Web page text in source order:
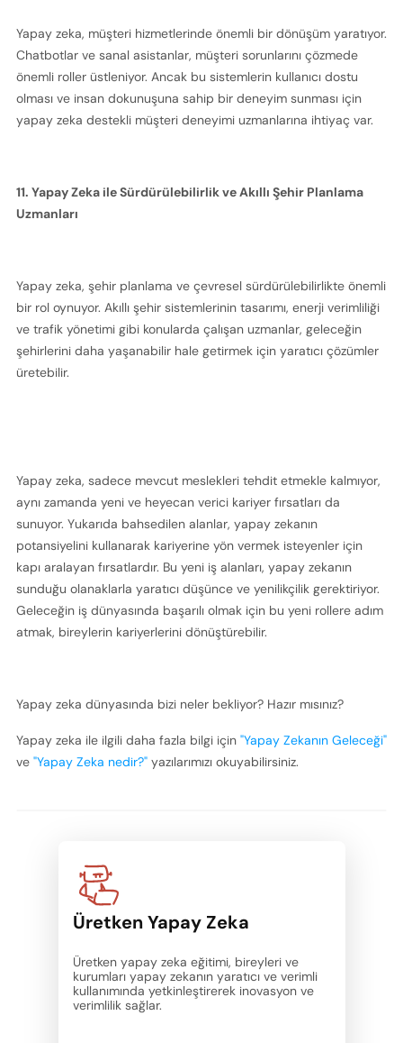
Yapay zeka, müşteri hizmetlerinde önemli bir dönüşüm yaratıyor.
Chatbotlar ve sanal asistanlar, müşteri sorunlarını çözmede
önemli roller üstleniyor. Ancak bu sistemlerin kullanıcı dostu
olması ve insan dokunuşuna sahip bir deneyim sunması için
yapay zeka destekli müşteri deneyimi uzmanlarına ihtiyaç var.
11. Yapay Zeka ile Sürdürülebilirlik ve Akıllı Şehir Planlama
Uzmanları
Yapay zeka, şehir planlama ve çevresel sürdürülebilirlikte önemli
bir rol oynuyor. Akıllı şehir sistemlerinin tasarımı, enerji verimliliği
ve trafik yönetimi gibi konularda çalışan uzmanlar, geleceğin
şehirlerini daha yaşanabilir hale getirmek için yaratıcı çözümler
üretebilir.
Yapay zeka, sadece mevcut meslekleri tehdit etmekle kalmıyor,
aynı zamanda yeni ve heyecan verici kariyer fırsatları da
sunuyor. Yukarıda bahsedilen alanlar, yapay zekanın
potansiyelini kullanarak kariyerine yön vermek isteyenler için
kapı aralayan fırsatlardır. Bu yeni iş alanları, yapay zekanın
sunduğu olanaklarla yaratıcı düşünce ve yenilikçilik gerektiriyor.
Geleceğin iş dünyasında başarılı olmak için bu yeni rollere adım
atmak, bireylerin kariyerlerini dönüştürebilir.
Yapay zeka dünyasında bizi neler bekliyor? Hazır mısınız?
Yapay zeka ile ilgili daha fazla bilgi için "Yapay Zekanın Geleceği"
ve "Yapay Zeka nedir?" yazılarımızı okuyabilirsiniz.
Üretken Yapay Zeka
Üretken yapay zeka eğitimi, bireyleri ve
kurumları yapay zekanın yaratıcı ve verimli
kullanımında yetkinleştirerek inovasyon ve
verimlilik sağlar.